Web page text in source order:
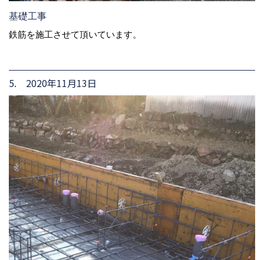
基礎工事
鉄筋を施工させて頂いています。
5. 2020年11月13日